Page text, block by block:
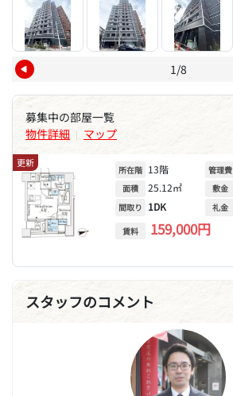
1/8
募集中の部屋一覧
物件詳細 | マップ
更新
所在階 13階
面積 25.12㎡
間取り 1DK
賃料 159,000円
管理費
敷金
礼金
スタッフのコメント